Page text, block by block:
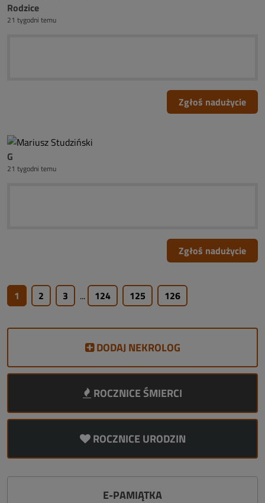
Rodzice
21 tygodni temu
Zgłoś nadużycie
G
21 tygodni temu
Zgłoś nadużycie
1 2 3 ... 124 125 126
DODAJ NEKROLOG
ROCZNICE ŚMIERCI
ROCZNICE URODZIN
E-PAMIĄTKA